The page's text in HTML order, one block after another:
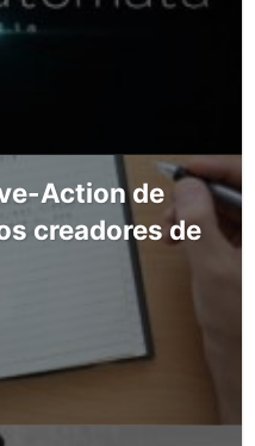
Action de
creadores de